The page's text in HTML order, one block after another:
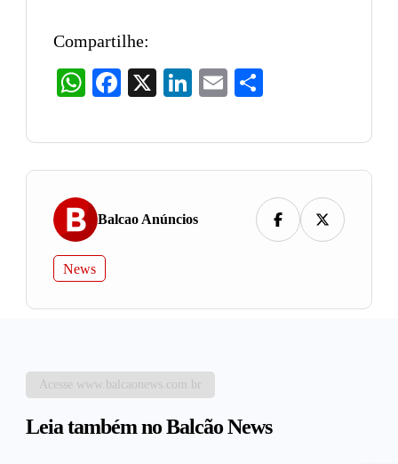
Compartilhe:
WhatsAppFacebook LinkedIn
Email
Balcao Anúncios
News
Acesse www.balcaonews.com.br
Leia também no Balcão News